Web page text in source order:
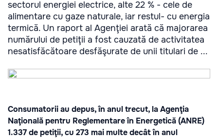
sectorul energiei electrice, alte 22 % - cele de
alimentare cu gaze naturale, iar restul- cu energia
termică. Un raport al Agenţiei arată că majorarea
numărului de petiţii a fost cauzată de activitatea
nesatisfăcătoare desfăşurate de unii titulari de ...
Consumatorii au depus, în anul trecut, la Agenţia
Naţională pentru Reglementare în Energetică (ANRE)
1.337 de petiţii, cu 273 mai multe decât în anul